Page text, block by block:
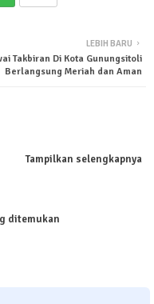
LEBIH BARU
Takbiran Di Kota Gunungsitoli
Berlangsung Meriah dan Aman
Tampilkan selengkapnya
ditemukan